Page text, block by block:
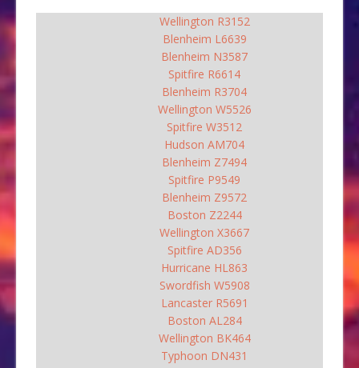
Wellington R3152
Blenheim L6639
Blenheim N3587
Spitfire R6614
Blenheim R3704
Wellington W5526
Spitfire W3512
Hudson AM704
Blenheim Z7494
Spitfire P9549
Blenheim Z9572
Boston Z2244
Wellington X3667
Spitfire AD356
Hurricane HL863
Swordfish W5908
Lancaster R5691
Boston AL284
Wellington BK464
Typhoon DN431